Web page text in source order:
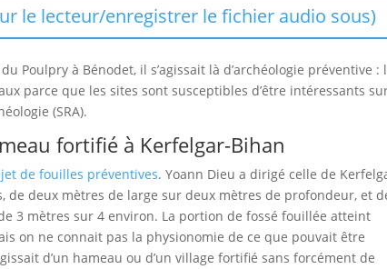
augmenter
diminuer
le
le lecteur/enregistrer le fichier audio sous)
Poulpry à Bénodet, il s’agissait là d’archéologie préventive :
parce que les sites sont susceptibles d’être intéressants
(SRA).
fortifié à Kerfelgar-Bihan
de fouilles préventives. Yoann Dieu a dirigé celle de
de deux mètres de large sur deux mètres de profondeur, et
3 mètres sur 4 environ. La portion de fossé fouillée atteint
on ne connait pas la physionomie de ce que pouvait être
d’un hameau ou d’un village fortifié sans forcément de